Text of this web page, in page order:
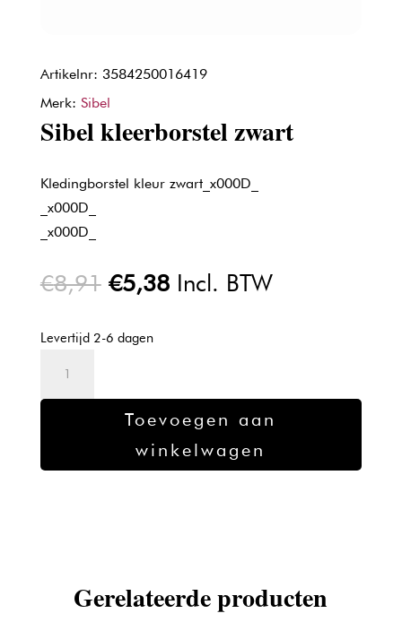
Artikelnr: 3584250016419
Merk: Sibel
Sibel kleerborstel zwart
Kledingborstel kleur zwart_x000D_
_x000D_
_x000D_
€8,91 Oorspronkelijke
was:
€8,91.
€5,38Huidige
Incl. BTW
Levertijd 2-6 dagen
Toevoegen aan
winkelwagen
Gerelateerde producten